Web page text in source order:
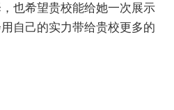
也希望贵校能给她一次展示
自己的实力带给贵校更多的